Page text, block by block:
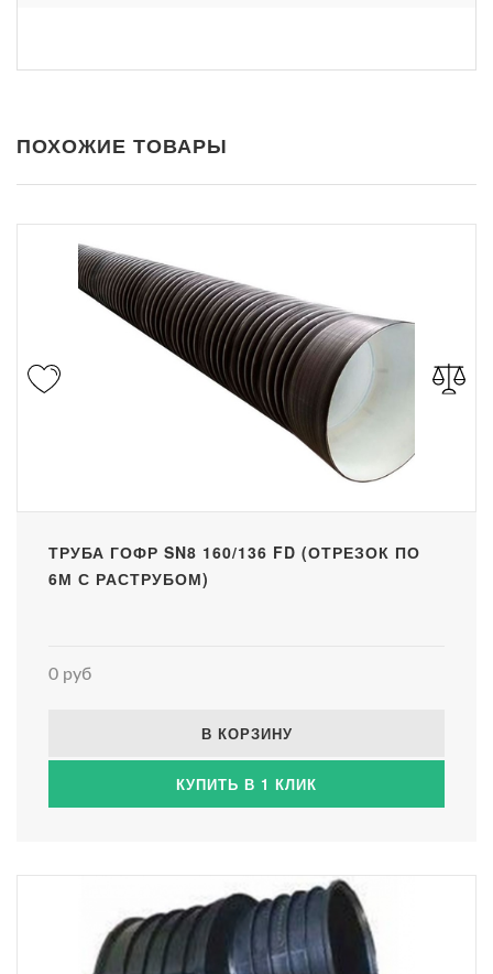
ПОХОЖИЕ ТОВАРЫ
ТРУБА ГОФР SN8 160/136 FD (ОТРЕЗОК ПО
6М С РАСТРУБОМ)
0 руб
В КОРЗИНУ
КУПИТЬ В 1 КЛИК